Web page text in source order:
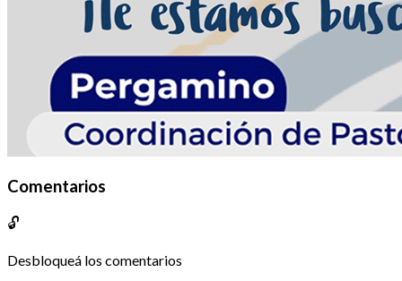
Comentarios
🔓
Desbloqueá los comentarios